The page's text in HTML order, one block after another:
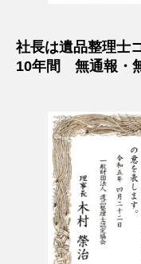
社長は遺品整理士
10年間 無通報・